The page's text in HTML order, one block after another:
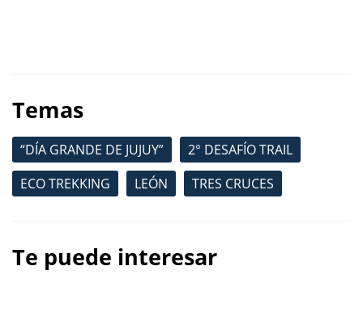
Temas
“DÍA GRANDE DE JUJUY”
2° DESAFÍO TRAIL
ECO TREKKING
LEÓN TRES CRUCES
Te puede interesar